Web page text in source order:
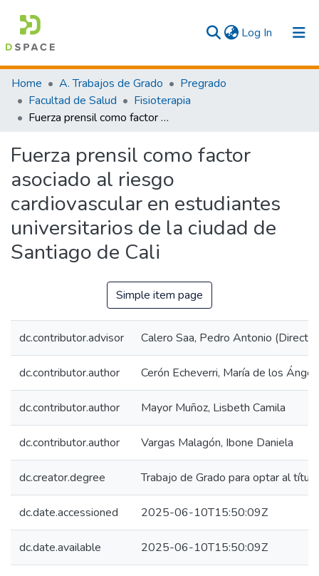
Log In (current)
Communities & Collections
Home A. Trabajos de Grado
Pregrado
Facultad de Salud
Fisioterapia
Fuerza prensil como factor asociado al riesgo cardiovascular en estudiantes universitarios de la ciudad de Santiago de Cali
Fuerza prensil como factor
asociado al riesgo
cardiovascular en estudiantes
universitarios de la ciudad de
Santiago de Cali
Simple item page
dc.contributor.advisor Calero Saa, Pedro Antonio
dc.contributor.author Cerón Echeverri, María de los
dc.contributor.author Mayor Muñoz, Lisbeth Camila
dc.contributor.author Vargas Malagón, Ibone Daniela
dc.creator.degree Trabajo de Grado para optar al
dc.date.accessioned 2025-06-10T15:50:09Z
dc.date.available 2025-06-10T15:50:09Z